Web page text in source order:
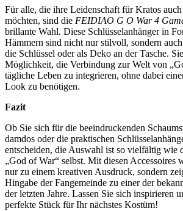
Für alle, die ihre Leidenschaft für Kratos
möchten, sind die FEIDIAO G O War 4
brillante Wahl. Diese Schlüsselanhänger in
Hämmern sind nicht nur stilvoll, sondern
die Schlüssel oder als Deko an der Tasche.
Möglichkeit, die Verbindung zur Welt von
tägliche Leben zu integrieren, ohne dabei
Look zu benötigen.
Fazit
Ob Sie sich für die beeindruckenden
damdos oder die praktischen
entscheiden, die Auswahl ist so vielfältig wie
„God of War“ selbst. Mit diesen Accessoires
nur zu einem kreativen Ausdruck, sondern
Hingabe der Fangemeinde zu einer der
der letzten Jahre. Lassen Sie sich inspirieren
perfekte Stück für Ihr nächstes Kostüm!